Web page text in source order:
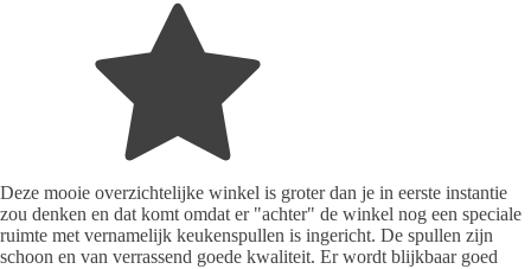
Deze mooie overzichtelijke winkel is groter dan je in eerste instantie
zou denken en dat komt omdat er "achter" de winkel nog een speciale
ruimte met vernamelijk keukenspullen is ingericht. De spullen zijn
schoon en van verrassend goede kwaliteit. Er wordt blijkbaar goed